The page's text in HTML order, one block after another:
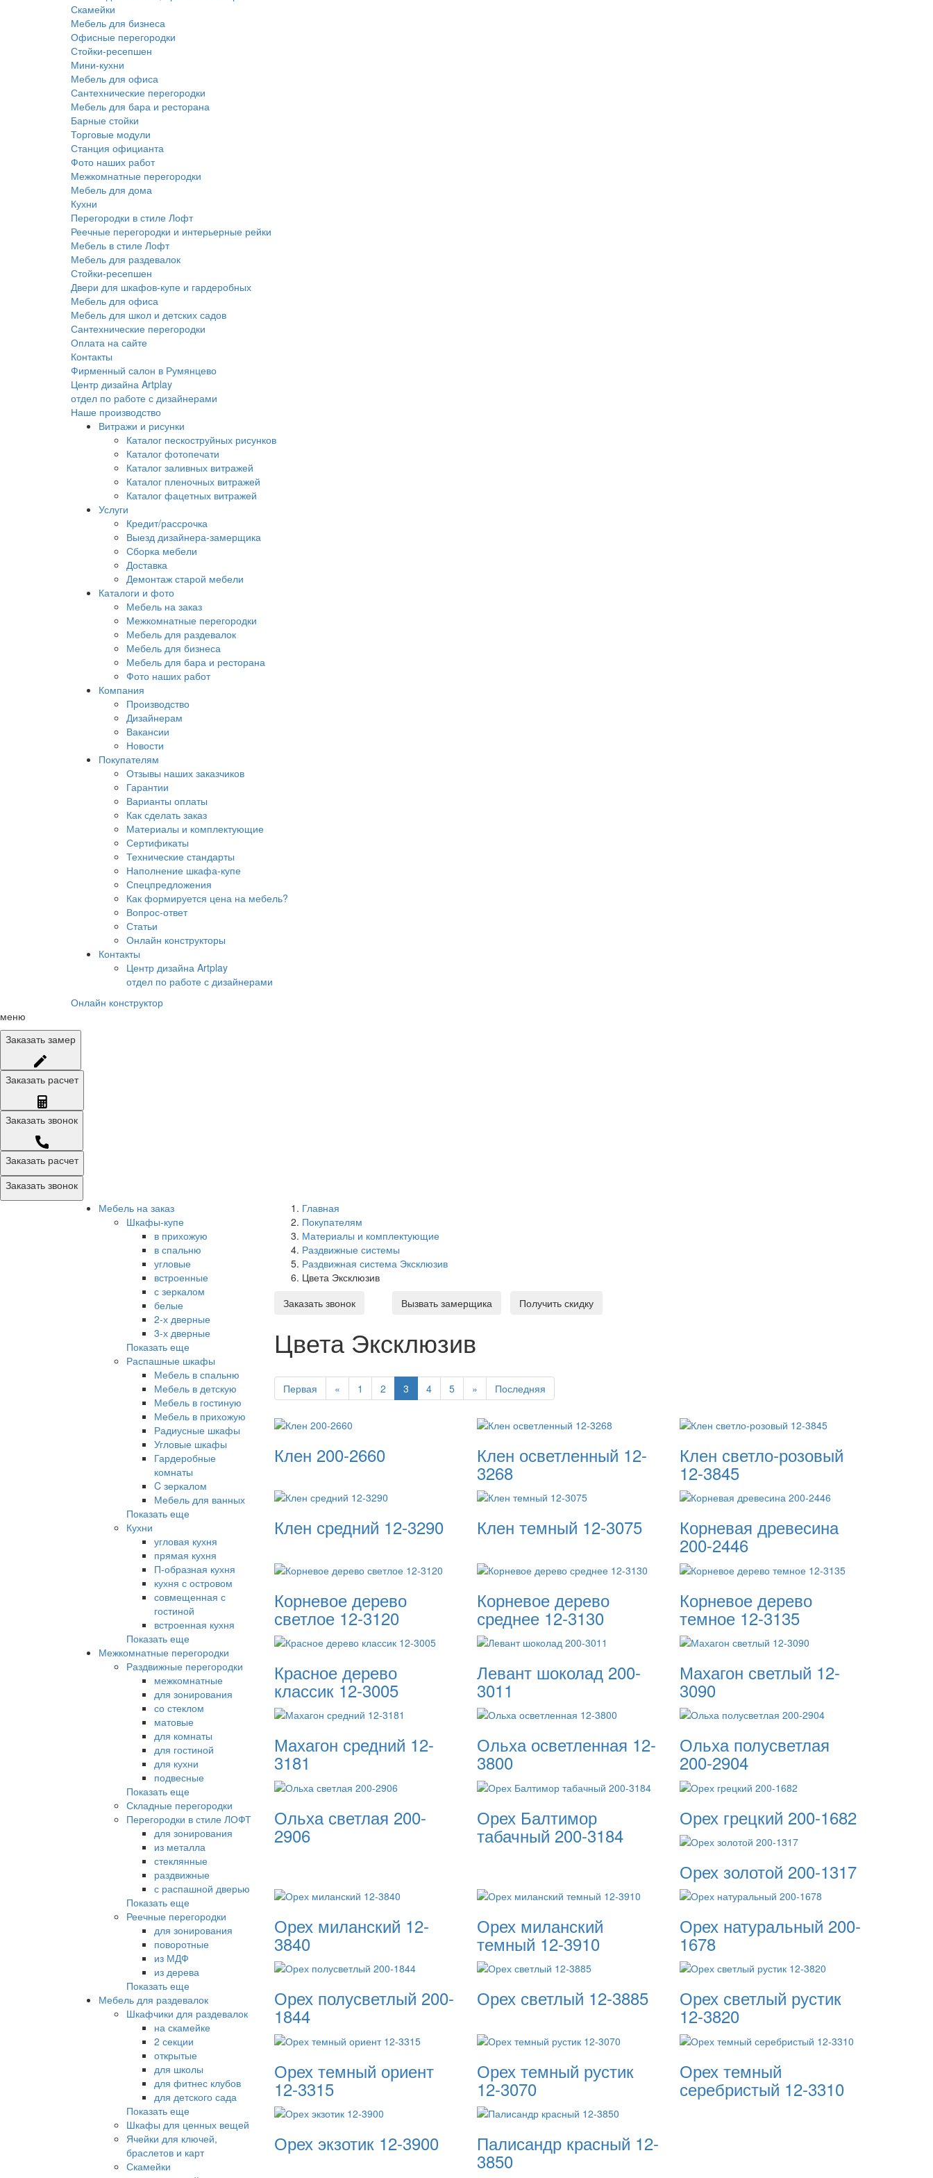
Скамейки
Мебель для бизнеса
Офисные перегородки
Стойки-ресепшен
Мини-кухни
Мебель для офиса
Сантехнические перегородки
Мебель для бара и ресторана
Барные стойки
Торговые модули
Станция официанта
Фото наших работ
Межкомнатные перегородки
Мебель для дома
Кухни
Перегородки в стиле Лофт
Реечные перегородки и интерьерные рейки
Мебель в стиле Лофт
Мебель для раздевалок
Стойки-ресепшен
Двери для шкафов-купе и гардеробных
Мебель для офиса
Мебель для школ и детских садов
Сантехнические перегородки
Оплата на сайте
Контакты
Фирменный салон в Румянцево
Центр дизайна Artplay
отдел по работе с дизайнерами
Наше производство
Витражи и рисунки
Каталог пескоструйных рисунков
Каталог фотопечати
Каталог заливных витражей
Каталог пленочных витражей
Каталог фацетных витражей
Услуги
Кредит/рассрочка
Выезд дизайнера-замерщика
Сборка мебели
Доставка
Демонтаж старой мебели
Каталоги и фото
Мебель на заказ
Межкомнатные перегородки
Мебель для раздевалок
Мебель для бизнеса
Мебель для бара и ресторана
Фото наших работ
Компания
Производство
Дизайнерам
Вакансии
Новости
Покупателям
Отзывы наших заказчиков
Гарантии
Варианты оплаты
Как сделать заказ
Материалы и комплектующие
Сертификаты
Технические стандарты
Наполнение шкафа-купе
Спецпредложения
Как формируется цена на мебель?
Вопрос-ответ
Статьи
Онлайн конструкторы
Контакты
Центр дизайна Artplay
отдел по работе с дизайнерами
Онлайн конструктор
меню
Заказать замер
Заказать расчет
Заказать звонок
Заказать расчет
Заказать звонок
Мебель на заказ
Шкафы-купе
в прихожую
в спальню
угловые
встроенные
с зеркалом
белые
2-х дверные
3-х дверные
Показать еще
Распашные шкафы
Мебель в спальню
Мебель в детскую
Мебель в гостиную
Мебель в прихожую
Радиусные шкафы
Угловые шкафы
Гардеробные
комнаты
C зеркалом
Мебель для ванных
Показать еще
Кухни
угловая кухня
прямая кухня
П-образная кухня
кухня с островом
совмещенная с
гостиной
встроенная кухня
Показать еще
Межкомнатные перегородки
Раздвижные перегородки
межкомнатные
для зонирования
со стеклом
матовые
для комнаты
для гостиной
для кухни
подвесные
Показать еще
Складные перегородки
Перегородки в стиле ЛОФТ
для зонирования
из металла
стеклянные
раздвижные
с распашной дверью
Показать еще
Реечные перегородки
для зонирования
поворотные
из МДФ
из дерева
Показать еще
Мебель для раздевалок
Шкафчики для раздевалок
на скамейке
2 секции
открытые
для школы
для фитнес клубов
для детского сада
Показать еще
Шкафы для ценных вещей
Ячейки для ключей,
браслетов и карт
Скамейки
Главная
Покупателям
Материалы и комплектующие
Раздвижные системы
Раздвижная система Эксклюзив
Цвета Эксклюзив
Заказать звонок
Вызвать замерщика Получить скидку
Цвета Эксклюзив
Первая « 1 2 3 4 5 » Последняя
Клен 200-2660 Клен осветленный 12-
3268
Клен светло-розовый
12-3845
Клен средний 12-3290 Клен темный 12-3075 Корневая древесина
200-2446
Корневое дерево
светлое 12-3120
Корневое дерево
среднее 12-3130
Корневое дерево
темное 12-3135
Красное дерево
классик 12-3005
Левант шоколад 200-
3011
Махагон светлый 12-
3090
Махагон средний 12-
3181
Ольха осветленная 12-
3800
Ольха полусветлая
200-2904
Ольха светлая 200-
2906
Орех Балтимор
табачный 200-3184
Орех грецкий 200-1682
Орех золотой 200-1317
Орех миланский 12-
3840
Орех миланский
темный 12-3910
Орех натуральный 200-
1678
Орех полусветлый 200-
1844
Орех светлый 12-3885 Орех светлый рустик
12-3820
Орех темный ориент
12-3315
Орех темный рустик
12-3070
Орех темный
серебристый 12-3310
Орех экзотик 12-3900 Палисандр красный 12-
3850